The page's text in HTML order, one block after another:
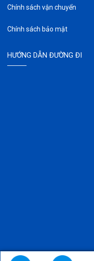
Chính sách vận chuyển
Chính sách bảo mật
HƯỚNG DẪN ĐƯỜNG ĐI